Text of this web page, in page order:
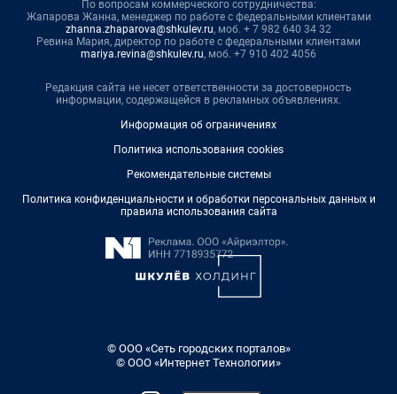
По вопросам коммерческого сотрудничества:
Жапарова Жанна, менеджер по работе с федеральными клиентами
zhanna.zhaparova@shkulev.ru, моб. + 7 982 640 34 32
Ревина Мария, директор по работе с федеральными клиентами
mariya.revina@shkulev.ru, моб. +7 910 402 4056
Редакция сайта не несет ответственности за достоверность
информации, содержащейся в рекламных объявлениях.
Информация об ограничениях
Политика использования cookies
Рекомендательные системы
Политика конфиденциальности и обработки персональных данных и
правила использования сайта
© ООО «Сеть городских порталов»
© ООО «Интернет Технологии»